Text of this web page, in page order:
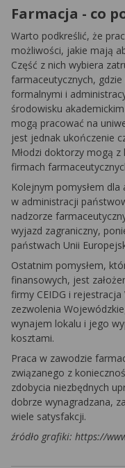
Farmacja - co
Warto podkreślić, że
możliwości, jakie mają
Część z nich wybiera
farmaceutycznych,
formalnymi i
środowisku
mogą pracować na
jest jednak ukończenie
Młodzi doktorzy mogą
firmach
Kolejnym pomysłem
w administracji
nadzorze
wyjazd zagraniczny,
państwach Unii
Ostatnim pomysłem,
finansowych, jest
firmy CEIDG i rejestracja
zezwolenia
wynajem lokalu i jego
kosztami.
Praca w zawodzie
związanego z
zdobycia niezbędnych
dobrze wynagradzana,
wiele satysfakcji.
źródło grafiki: https://